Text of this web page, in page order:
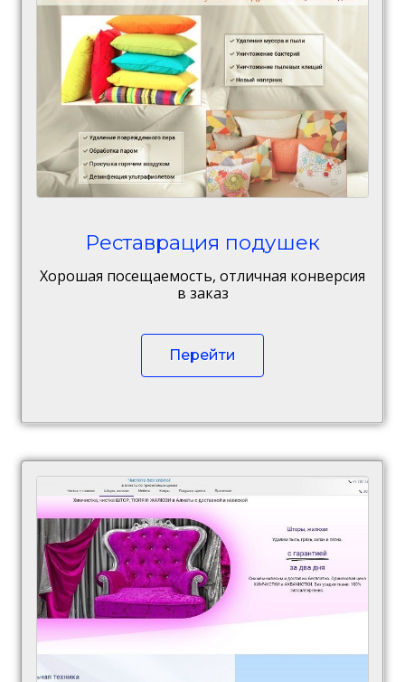
Реставрация подушек
Хорошая посещаемость, отличная конверсия
в заказ
Перейти